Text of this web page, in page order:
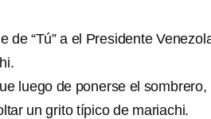
“Tú” a el Presidente
luego de ponerse el sombrero,
un grito típico de mariachi.